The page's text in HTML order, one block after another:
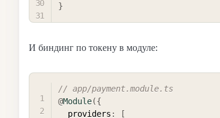
}
И биндинг по токену в модуле:
// app/payment.module.ts
@Module({
  providers
: [